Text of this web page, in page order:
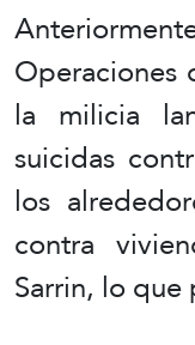
la milicia
suicidas
los
contra
Sarrin, lo